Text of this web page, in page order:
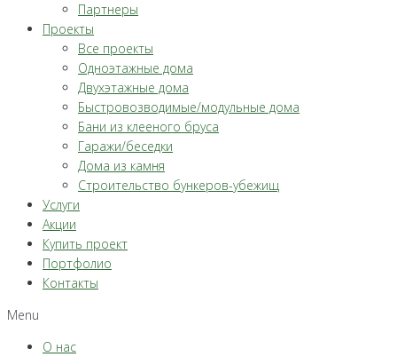
Партнеры
Проекты
Все проекты
Одноэтажные дома
Двухэтажные дома
Быстровозводимые/модульные дома
Бани из клееного бруса
Гаражи/беседки
Дома из камня
Строительство бункеров-убежищ
Услуги
Акции
Купить проект
Портфолио
Контакты
Menu
О нас